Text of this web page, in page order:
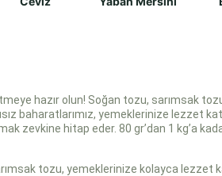
hazır olun! Soğan tozu, sarımsak
yemeklerinize lezzet
hitap eder. 80 gr’dan 1 kg’a
tozu, yemeklerinize kolayca lezzet